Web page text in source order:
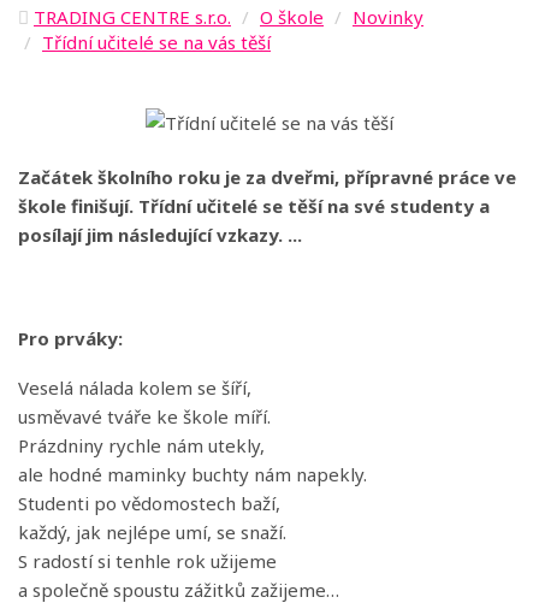
TRADING CENTRE s.r.o. O škole
Novinky
Třídní učitelé se na vás těší
Začátek školního roku je za dveřmi, přípravné práce ve
škole finišují. Třídní učitelé se těší na své studenty a
posílají jim následující vzkazy. ...
Pro prváky:
Veselá nálada kolem se šíří,
usměvavé tváře ke škole míří.
Prázdniny rychle nám utekly,
ale hodné maminky buchty nám napekly.
Studenti po vědomostech baží,
každý, jak nejlépe umí, se snaží.
S radostí si tenhle rok užijeme
a společně spoustu zážitků zažijeme…